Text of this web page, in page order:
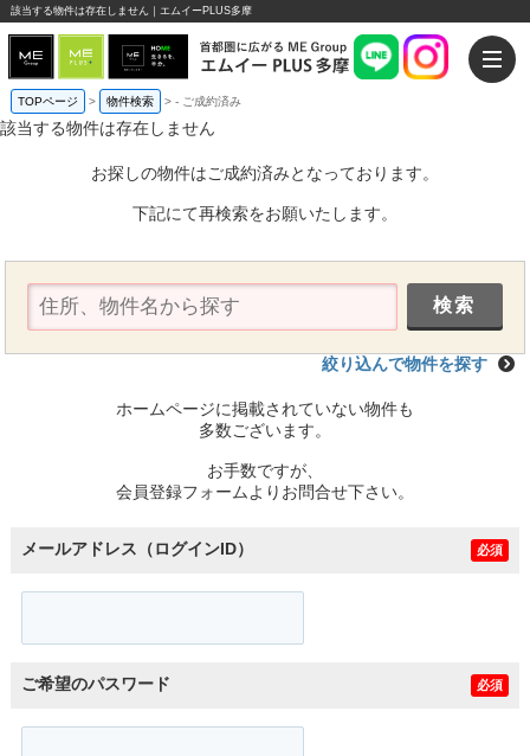
該当する物件は存在しません｜エムイーPLUS多摩
TOPページ > 物件検索 >- ご成約済み
該当する物件は存在しません
お探しの物件はご成約済みとなっております。
下記にて再検索をお願いたします。
絞り込んで物件を探す
ホームページに掲載されていない物件も
多数ございます。
お手数ですが、
会員登録フォームよりお問合せ下さい。
メールアドレス（ログインID） 必須
ご希望のパスワード 必須